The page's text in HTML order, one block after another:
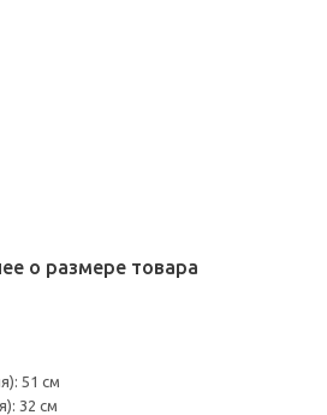
о размере товара
51 см
32 см